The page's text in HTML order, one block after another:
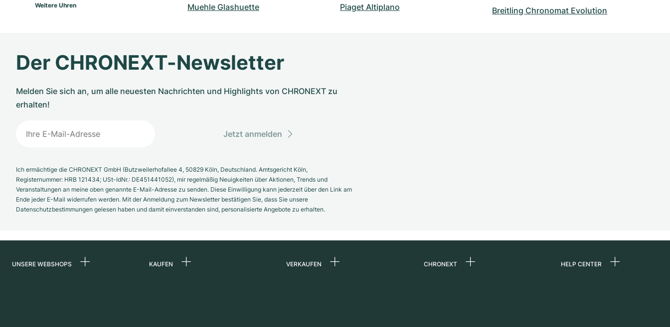
Weitere Uhren
Muehle Glashuette
Piaget Altiplano
Breitling Chronomat Evolution
Der CHRONEXT-Newsletter
Melden Sie sich an, um alle neuesten Nachrichten und Highlights von CHRONEXT zu
erhalten!
Jetzt anmelden
Ich ermächtige die CHRONEXT GmbH (Butzweilerhofallee 4, 50829 Köln, Deutschland. Amtsgericht Köln,
Registernummer: HRB 121434; USt-IdNr.: DE451441052), mir regelmäßig Neuigkeiten über Aktionen, Trends und
Veranstaltungen an meine oben genannte E-Mail-Adresse zu senden. Diese Einwilligung kann jederzeit über den Link am
Ende jeder E-Mail widerrufen werden. Mit der Anmeldung zum Newsletter bestätigen Sie, dass Sie unsere
Datenschutzbestimmungen gelesen haben und damit einverstanden sind, personalisierte Angebote zu erhalten.
UNSERE WEBSHOPS KAUFEN VERKAUFEN CHRONEXT HELP CENTER